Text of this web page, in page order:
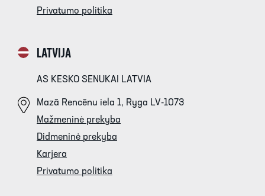
Privatumo politika
LATVIJA
AS KESKO SENUKAI LATVIA
Mazā Rencēnu iela 1, Ryga LV-1073
Mažmeninė prekyba
Didmeninė prekyba
Karjera
Privatumo politika